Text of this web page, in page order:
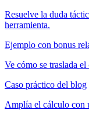
Resuelve la duda
herramienta.
Ejemplo con bonus
Ve cómo se traslada
Caso práctico del blog
Amplía el cálculo con